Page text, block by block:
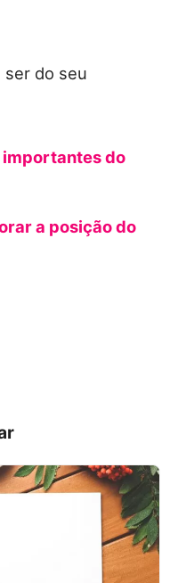
do seu
importantes do
a posição do